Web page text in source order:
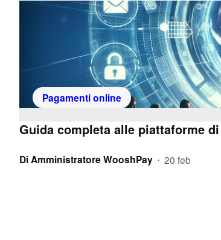
Pagamenti online
Guida completa alle piattaforme
DiAmministratore WooshPay • 20 feb